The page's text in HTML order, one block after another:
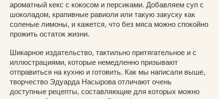
ароматный кекс с кокосом и персиками. Добавляем суп с
шоколадом, крапивные равиоли или такую закуску как
соленые лимоны, и кажется, что без мяса можно спокойно
прожить остаток жизни.
Шикарное издательство, тактильно притягательное и с
иллюстрациями, которые немедленно призывают
отправиться на кухню и готовить. Как мы написали выше,
творчество Эдуарда Насырова отличают очень
доступные рецепты, составляющие для которых можно